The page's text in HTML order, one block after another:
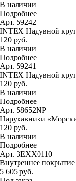
В наличии
Подробнее
Арт. 59242
INTEX Надувной
120 руб.
В наличии
Подробнее
Арт. 59241
INTEX Надувной
120 руб.
В наличии
Подробнее
Арт. 58652NP
Нарукавники
120 руб.
В наличии
Подробнее
Арт. 3EXX0110
Внутреннее
5 605 руб.